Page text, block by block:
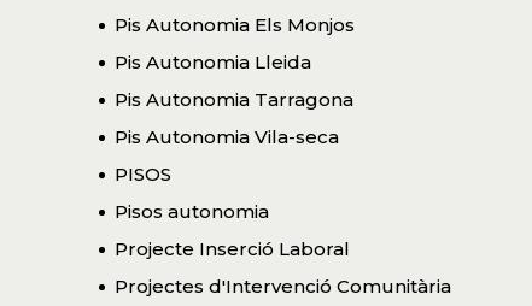
Pis Autonomia Els Monjos
Pis Autonomia Lleida
Pis Autonomia Tarragona
Pis Autonomia Vila-seca
PISOS
Pisos autonomia
Projecte Inserció Laboral
Projectes d'Intervenció Comunitària